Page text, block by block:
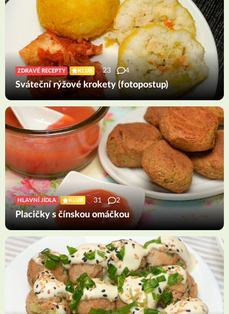
ZDRAVÉ RECEPTY KLUB 23 4
Sváteční rýžové krokety (fotopostup)
HLAVNÍ JÍDLA KLUB 31 2
Placičky s čínskou omáčkou